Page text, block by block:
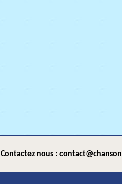
Contactez nous :